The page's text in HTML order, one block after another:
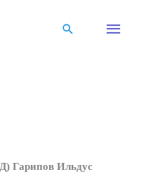
Поиск
Гарипов Ильдус